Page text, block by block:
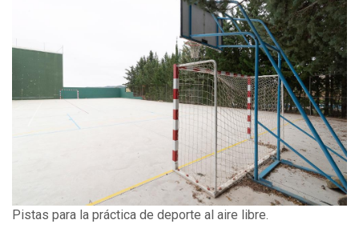
Pistas para la práctica de deporte al aire libre.